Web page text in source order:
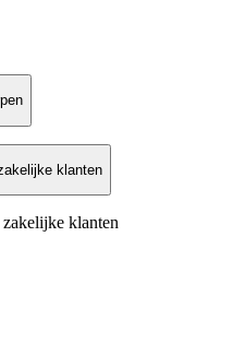
klanten
klanten